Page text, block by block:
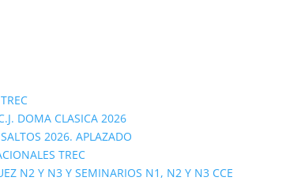
DOMA CLASICA 2026
2026. APLAZADO
TREC
N2 Y N3 Y SEMINARIOS N1, N2 Y N3 CCE